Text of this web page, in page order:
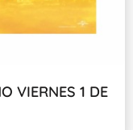
VIERNES 1 DE